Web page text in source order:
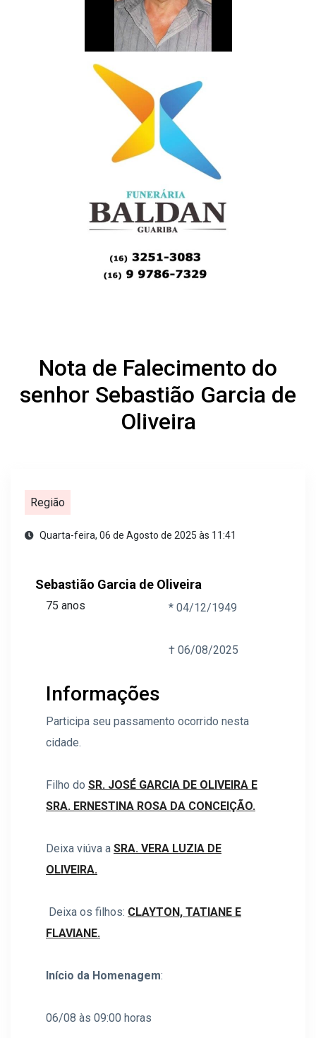
Nota de Falecimento do
senhor Sebastião Garcia de
Oliveira
Região
Quarta-feira, 06 de Agosto de 2025 às 11:41
Sebastião Garcia de Oliveira
75 anos * 04/12/1949
† 06/08/2025
Informações
Participa seu passamento ocorrido nesta
cidade.
Filho do SR. JOSÉ GARCIA DE OLIVEIRA E
SRA. ERNESTINA ROSA DA CONCEIÇÃO.
Deixa viúva a SRA. VERA LUZIA DE
OLIVEIRA.
Deixa os filhos: CLAYTON, TATIANE E
FLAVIANE.
Início da Homenagem:
06/08 às 09:00 horas